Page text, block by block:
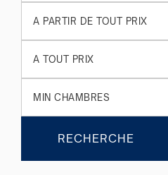
A PARTIR DE TOUT PRIX
A TOUT PRIX
MIN CHAMBRES
RECHERCHE